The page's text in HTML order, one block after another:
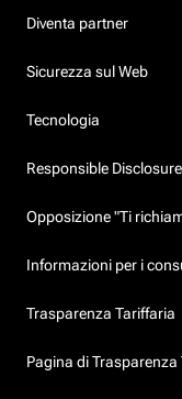
Diventa partner
Sicurezza sul Web
Tecnologia
Responsible Disclosure
Opposizione "Ti
Informazioni per i
Trasparenza Tariffaria
Pagina di Trasparenza